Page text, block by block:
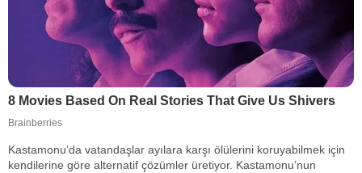
Kastamonu’da vatandaşlar ayılara karşı ölülerini koruyabilmek için
kendilerine göre alternatif çözümler üretiyor. Kastamonu’nun